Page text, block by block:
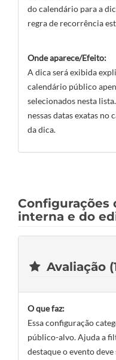
do calendário para a
regra de recorrência
Onde aparece/Efeito:
A dica será exibida
calendário público
selecionados nesta
nessas datas exatas no
da dica.
Configurações
interna e do
Avaliação
O que faz:
Essa configuração
público-alvo. Ajuda a
destaque o evento